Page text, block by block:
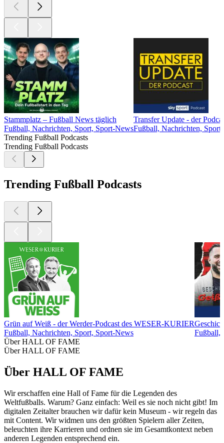
Stammplatz – Fußball News täglich
Fußball, Nachrichten, Sport, Sport-News
Transfer Update - der
Fußball, Nachrichten,
Trending Fußball Podcasts
Trending Fußball Podcasts
Trending Fußball Podcasts
Grün auf Weiß - der Werder-Podcast des WESER-KURIER
Fußball, Nachrichten, Sport, Sport-News
Fußball,
Über HALL OF FAME
Über HALL OF FAME
Über HALL OF FAME
Wir erschaffen eine Hall of Fame für die Legenden des
Weltfußballs. Warum? Ganz einfach: Weil es sie noch nicht gibt! Im
digitalen Zeitalter brauchen wir dafür kein Museum - wir regeln das
mit Content. Wir widmen uns den größten Spielern aller Zeiten,
beleuchten ihre Karrieren und ordnen sie im Gesamtkontext neben
anderen Legenden entsprechend ein.